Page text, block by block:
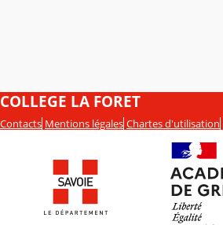
COLLEGE LA FORET
Contacts Mentions légales Chartes d'utilisation